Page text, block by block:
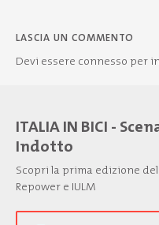
LASCIA UN COMMENTO
Devi essere connesso per
ITALIA IN BICI -
Indotto
Scopri la prima edizione
Repower e IULM